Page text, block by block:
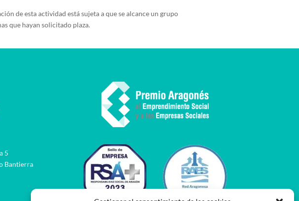
de esta actividad está sujeta a que se alcance un grupo
que hayan solicitado plaza.
5
Bantierra